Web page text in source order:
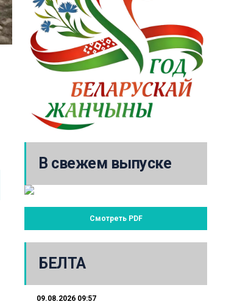
В свежем выпуске
Смотреть PDF
БЕЛТА
09.08.2026 09:57